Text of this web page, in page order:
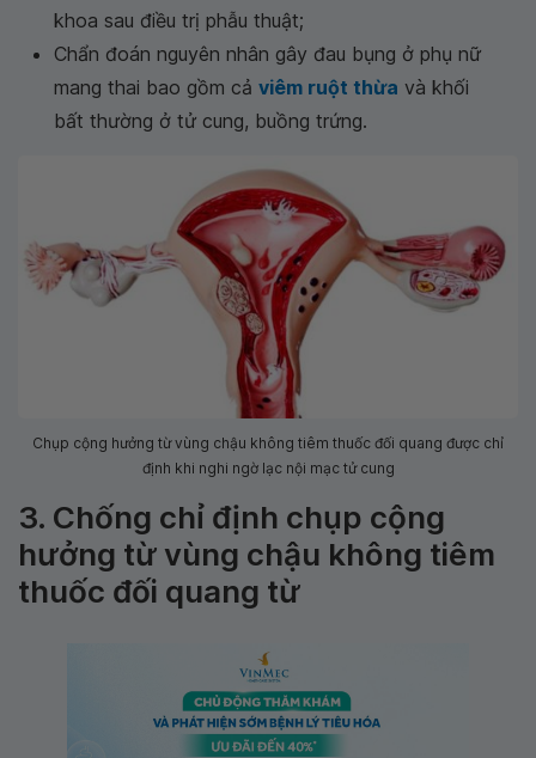
khoa sau điều trị phẫu thuật;
Chẩn đoán nguyên nhân gây đau bụng ở phụ nữ
mang thai bao gồm cả viêm ruột thừa và khối
bất thường ở tử cung, buồng trứng.
Chụp cộng hưởng từ vùng chậu không tiêm thuốc đối quang được chỉ
định khi nghi ngờ lạc nội mạc tử cung
3. Chống chỉ định chụp cộng
hưởng từ vùng chậu không tiêm
thuốc đối quang từ